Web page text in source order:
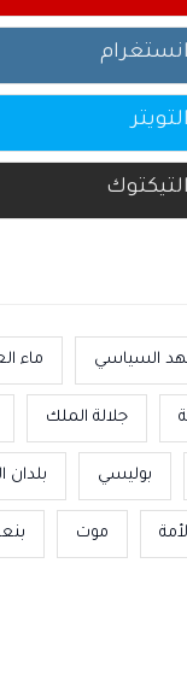
السياسي ماء
جلالة الملك
بوليسي بلدان
موت